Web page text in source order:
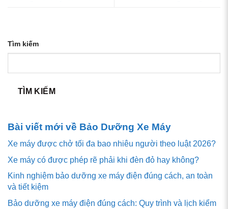
Tìm kiếm
TÌM KIẾM
Bài viết mới về Bảo Dưỡng Xe Máy
Xe máy được chở tối đa bao nhiêu người theo luật 2026?
Xe máy có được phép rẽ phải khi đèn đỏ hay không?
Kinh nghiệm bảo dưỡng xe máy điện đúng cách, an toàn
và tiết kiệm
Bảo dưỡng xe máy điện đúng cách: Quy trình và lịch kiểm